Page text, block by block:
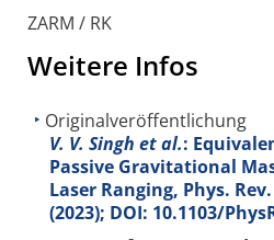
ZARM / RK
Weitere Infos
Originalveröffentlichung
V. V. Singh et al.:
Passive Gravitational
Laser Ranging, Phys.
(2023); DOI: 10.1103/